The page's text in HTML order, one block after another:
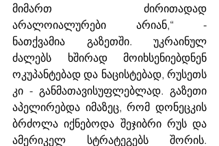
მიმართ ძირითადად
არალოიალურები არიან,“ -
ნათქვამია გაზეთში. უკრაინულ
ძალებს ხშირად მოიხსენიებდნენ
ოკუპანტებად და ნაცისტებად, რუსეთს
კი - განმათავისუფლებლად. გაზეთი
აპელირებდა იმაზეც, რომ დონეცკის
ბრძოლა იქნებოდა შეჯიბრი რუს და
ამერიკელ სტრატეგებს შორის.